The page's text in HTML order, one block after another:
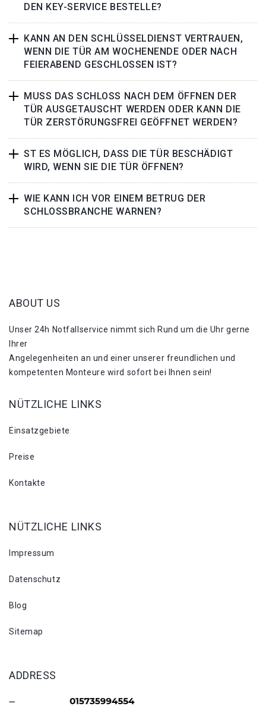
DEN KEY-SERVICE BESTELLE?
KANN AN DEN SCHLÜSSELDIENST VERTRAUEN,
WENN DIE TÜR AM WOCHENENDE ODER NACH
FEIERABEND GESCHLOSSEN IST?
MUSS DAS SCHLOSS NACH DEM ÖFFNEN DER
TÜR AUSGETAUSCHT WERDEN ODER KANN DIE
TÜR ZERSTÖRUNGSFREI GEÖFFNET WERDEN?
ST ES MÖGLICH, DASS DIE TÜR BESCHÄDIGT
WIRD, WENN SIE DIE TÜR ÖFFNEN?
WIE KANN ICH VOR EINEM BETRUG DER
SCHLOSSBRANCHE WARNEN?
ABOUT US
Unser 24h Notfallservice nimmt sich Rund um die Uhr gerne
Ihrer
Angelegenheiten an und einer unserer freundlichen und
kompetenten Monteure wird sofort bei Ihnen sein!
NÜTZLICHE LINKS
Einsatzgebiete
Preise
Kontakte
NÜTZLICHE LINKS
Impressum
Datenschutz
Blog
Sitemap
ADDRESS